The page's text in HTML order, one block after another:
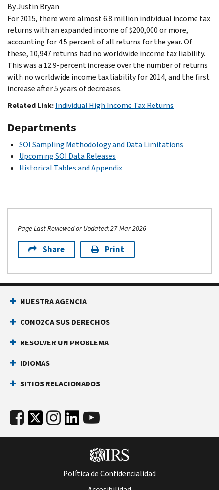
By Justin Bryan
For 2015, there were almost 6.8 million individual income tax
returns with an expanded income of $200,000 or more,
accounting for 4.5 percent of all returns for the year. Of
these, 10,947 returns had no worldwide income tax liability.
This was a 12.9-percent increase over the number of returns
with no worldwide income tax liability for 2014, and the first
increase after 5 years of decreases.
Related Link:Individual High Income Tax Returns
Departments
SOI Sampling Methodology and Data Limitations
Upcoming SOI Data Releases
Historical Tables and Appendix
Page Last Reviewed or Updated: 27-Mar-2026
Share Print
NUESTRA AGENCIA
CONOZCA SUS DERECHOS
RESOLVER UN PROBLEMA
IDIOMAS
SITIOS RELACIONADOS
Política de Confidencialidad